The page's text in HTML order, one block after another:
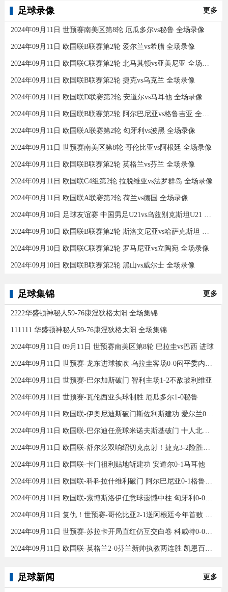
足球录像 更多
2024年09月11日 世预赛南美区第8轮 厄瓜多尔vs秘鲁 全场录像
2024年09月11日 欧国联B联赛第2轮 爱尔兰vs希腊 全场录像
2024年09月11日 欧国联C联赛第2轮 北马其顿vs亚美尼亚 全场录像
2024年09月11日 欧国联B联赛第2轮 捷克vs乌克兰 全场录像
2024年09月11日 欧国联D联赛第2轮 安道尔vs马耳他 全场录像
2024年09月11日 欧国联B联赛第2轮 阿尔巴尼亚vs格鲁吉亚 全场录像
2024年09月11日 欧国联A联赛第2轮 匈牙利vs波黑 全场录像
2024年09月11日 世预赛南美区第8轮 哥伦比亚vs阿根廷 全场录像
2024年09月11日 欧国联B联赛第2轮 英格兰vs芬兰 全场录像
2024年09月11日 欧国联C4组第2轮 拉脱维亚vs法罗群岛 全场录像
2024年09月11日 欧国联A联赛第2轮 荷兰vs德国 全场录像
2024年09月10日 足球友谊赛 中国男足U21vs乌兹别克斯坦U21 全场录像
2024年09月10日 欧国联B联赛第2轮 斯洛文尼亚vs哈萨克斯坦 全场录像
2024年09月10日 欧国联C联赛第2轮 罗马尼亚vs立陶宛 全场录像
2024年09月10日 欧国联B联赛第2轮 黑山vs威尔士 全场录像
足球集锦 更多
2222华盛顿神秘人59-76康涅狄格太阳 全场集锦
111111 华盛顿神秘人59-76康涅狄格太阳 全场集锦
2024年09月11日 09月11日 世预赛南美区第8轮 巴拉圭vs巴西 进球
2024年09月11日 世预赛-龙东进球被吹 乌拉圭客场0-0闷平委内瑞拉
2024年09月11日 世预赛-巴尔加斯破门 智利主场1-2不敌玻利维亚
2024年09月11日 世预赛-瓦伦西亚头球制胜 厄瓜多尔1-0秘鲁
2024年09月11日 欧国联-伊奥尼迪斯破门斯佐利斯建功 爱尔兰0-2希腊
2024年09月11日 欧国联-巴尔迪任意球米诺夫斯基破门 十人北马其顿2-0亚美尼亚
2024年09月11日 欧国联-舒尔茨双响绍切克点射！捷克3-2险胜乌克兰
2024年09月11日 欧国联-卡门祖利贴地斩建功 安道尔0-1马耳他
2024年09月11日 欧国联-科科拉什维利破门 阿尔巴尼亚0-1格鲁吉亚
2024年09月11日 欧国联-索博斯洛伊任意球遗憾中柱 匈牙利0-0战平波黑
2024年09月11日 复仇！世预赛-哥伦比亚2-1送阿根廷今年首败 J罗传射奥塔门迪送点
2024年09月11日 世预赛-苏拉卡开局直红仍互交白卷 科威特0-0伊拉克
2024年09月11日 欧国联-英格兰2-0芬兰新帅执教两连胜 凯恩百场里程碑双响
足球新闻 更多